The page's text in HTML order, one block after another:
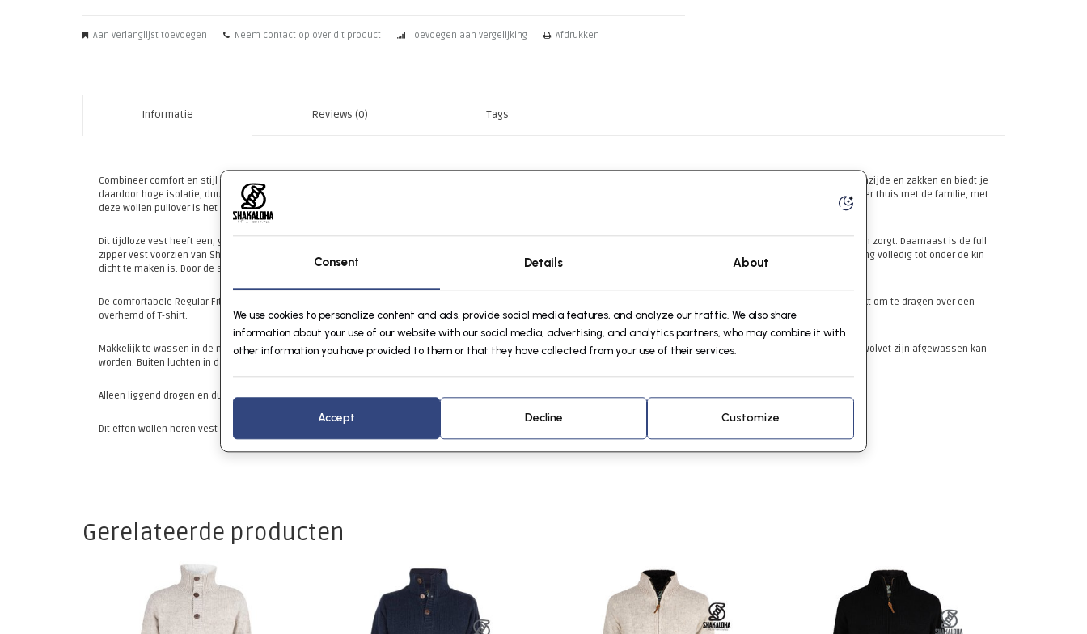
Aan verlanglijst toevoegen Neem contact op over dit product Toevoegen aan vergelijking Afdrukken
Informatie Reviews (0) Tags
Combineer comfort en stijl met dit full-zip vest uit de collectie van Shakaloha. De herentrui is gemaakt van 100% schapenwol met een volledige fleece voering aan de binnenzijde en zakken en biedt je
daardoor hoge isolatie, duurzame eigenschappen, het zelfreinigende vermogen van wol en een hoog draagcomfort. Of je je nu lekker wilt kleden voor een wandeling of lekker thuis met de familie, met
deze wollen pullover is het comfort van warmte en bewegingsvrijheid ingevuld.
Dit tijdloze vest heeft een, goed met andere basiskleuren te combineren, klassieke wijnrode kleur en is uitgevoerd met een effen breisteek, wat voor een brede casual touch zorgt. Daarnaast is de full
zipper vest voorzien van Shakaloha's bekende leather look label en zipper pulley, twee gevoerde blinde steekzakken en een opstaande half-hoge kraag die met de ritssluiting volledig tot onder de kin
dicht te maken is. Door de slimme verwerking van de materialen fleece en wol prikt de wol niet op de huid in de nek of pols.
De comfortabele Regular-Fit pasvorm valt recht langs je bovenlichaam en zorgt zo voor voldoende bewegingsvrijheid en maakt de schipperstrui- achtige stijl tevens geschikt om te dragen over een
overhemd of T-shirt.
Makkelijk te wassen in de machine met een speciaal wolwasmiddel op het koude wolwasprogramma, al is het beter om wollen kleding niet te wassen daar hat natuurlijke wolvet zijn afgewassen kan
worden. Buiten luchten in dauw of mist, evenals plat in sneeuw leggen doet het wollen vest reinigen.
Alleen liggend drogen en dus zeker niet in de droger drogen.
Dit effen wollen heren vest met de naam Haddock, is ook te verkrijgen in de kleuren navy, rood, zwart en beige.
Gerelateerde producten
Consent Details About
We use cookies to personalize content and ads, provide social media features, and analyze our traffic. We also share
information about your use of our website with our social media, advertising, and analytics partners, who may combine it with
other information you have provided to them or that they have collected from your use of their services.
Accept Decline Customize